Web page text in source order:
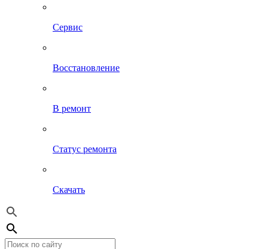
Сервис
Восстановление
В ремонт
Статус ремонта
Скачать